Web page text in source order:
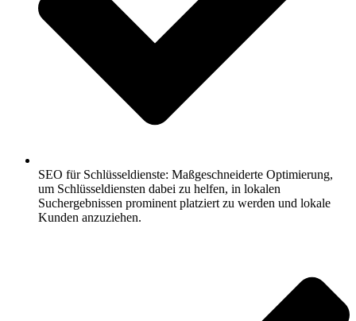
SEO für Schlüsseldienste: Maßgeschneiderte Optimierung,
um Schlüsseldiensten dabei zu helfen, in lokalen
Suchergebnissen prominent platziert zu werden und lokale
Kunden anzuziehen.